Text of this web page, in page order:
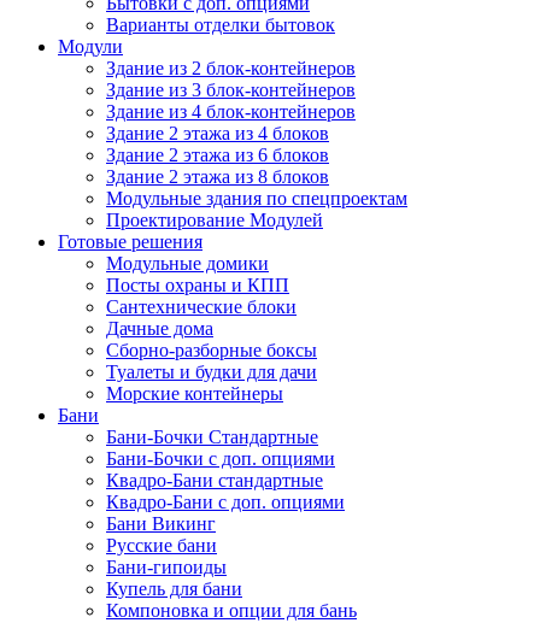
Варианты отделки бытовок
Модули
Здание из 2 блок-контейнеров
Здание из 3 блок-контейнеров
Здание из 4 блок-контейнеров
Здание 2 этажа из 4 блоков
Здание 2 этажа из 6 блоков
Здание 2 этажа из 8 блоков
Модульные здания по спецпроектам
Проектирование Модулей
Готовые решения
Модульные домики
Посты охраны и КПП
Сантехнические блоки
Дачные дома
Сборно-разборные боксы
Туалеты и будки для дачи
Морские контейнеры
Бани
Бани-Бочки Стандартные
Бани-Бочки с доп. опциями
Квадро-Бани стандартные
Квадро-Бани с доп. опциями
Бани Викинг
Русские бани
Бани-гипоиды
Купель для бани
Компоновка и опции для бань